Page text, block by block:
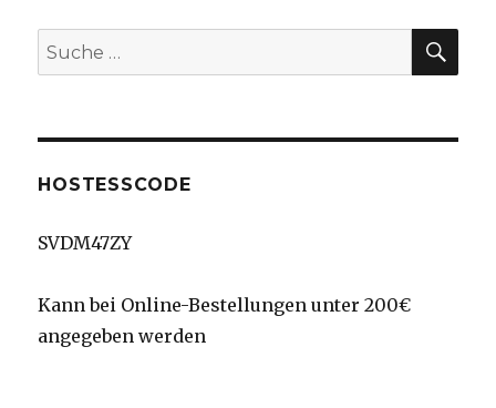
Suche
nach:
HOSTESSCODE
SVDM47ZY
Kann bei Online-Bestellungen unter 200€
angegeben werden